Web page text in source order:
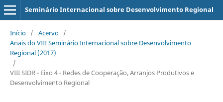
Seminário Internacional sobre Desenvolvimento Regional
Início / Acervo /
Anais do VIII Seminário Internacional sobre Desenvolvimento
Regional (2017)
/
VIII SIDR - Eixo 4 - Redes de Cooperação, Arranjos Produtivos e
Desenvolvimento Regional